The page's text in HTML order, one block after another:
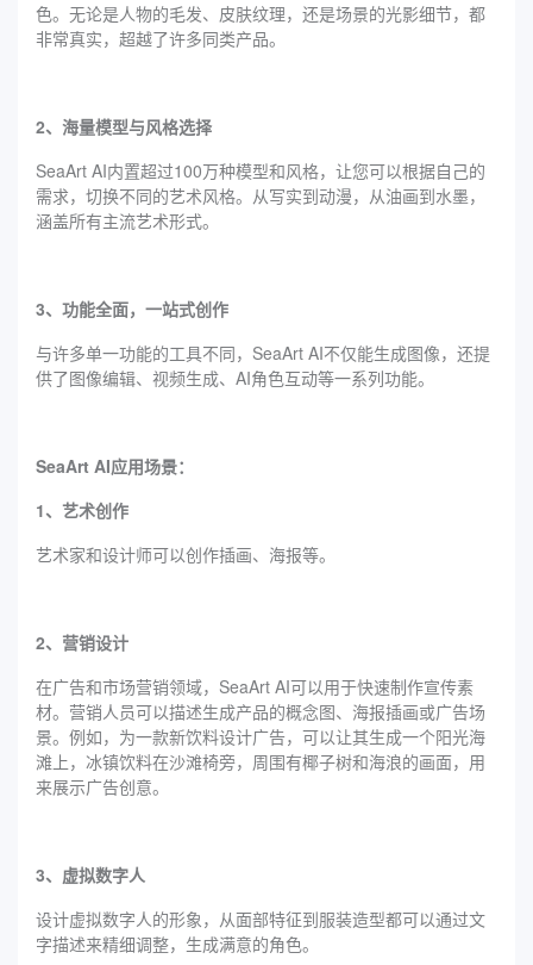
色。无论是人物的毛发、皮肤纹理，还是场景的光影细节，都
非常真实，超越了许多同类产品。
2、海量模型与风格选择
SeaArt AI内置超过100万种模型和风格，让您可以根据自己的
需求，切换不同的艺术风格。从写实到动漫，从油画到水墨，
涵盖所有主流艺术形式。
3、功能全面，一站式创作
与许多单一功能的工具不同，SeaArt AI不仅能生成图像，还提
供了图像编辑、视频生成、AI角色互动等一系列功能。
SeaArt AI应用场景：
1、艺术创作
艺术家和设计师可以创作插画、海报等。
2、营销设计
在广告和市场营销领域，SeaArt AI可以用于快速制作宣传素
材。营销人员可以描述生成产品的概念图、海报插画或广告场
景。例如，为一款新饮料设计广告，可以让其生成一个阳光海
滩上，冰镇饮料在沙滩椅旁，周围有椰子树和海浪的画面，用
来展示广告创意。
3、虚拟数字人
设计虚拟数字人的形象，从面部特征到服装造型都可以通过文
字描述来精细调整，生成满意的角色。